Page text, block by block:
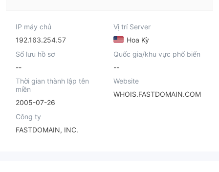
IP máy chủ
192.163.254.57
Vị trí Server
Hoa Kỳ
Số lưu hồ sơ
--
Quốc gia/khu vực phổ biến
--
Thời gian thành lập tên
miền
2005-07-26
Website
WHOIS.FASTDOMAIN.COM
Công ty
FASTDOMAIN, INC.